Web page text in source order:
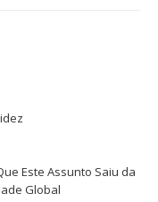
Este Assunto Saiu da
Global